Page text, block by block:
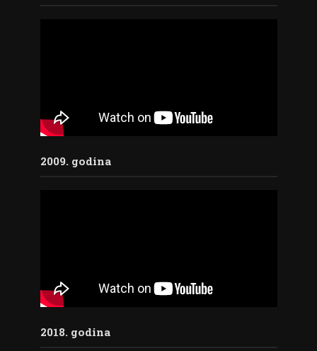
2009. godina
2018. godina